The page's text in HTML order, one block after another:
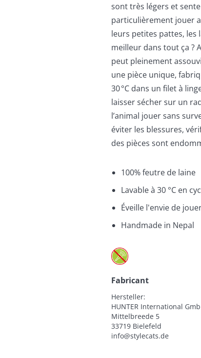
sont très légers et
particulièrement jouer
leurs petites pattes, les
meilleur dans tout ça ?
peut pleinement
une pièce unique,
30 °C dans un filet à
laisser sécher sur un
l’animal jouer sans
éviter les blessures,
des pièces sont
100% feutre de laine
Lavable à 30 °C en
Éveille l'envie de
Handmade in Nepal
Fabricant
Hersteller:
HUNTER International
Mittelbreede 5
33719 Bielefeld
info@stylecats.de